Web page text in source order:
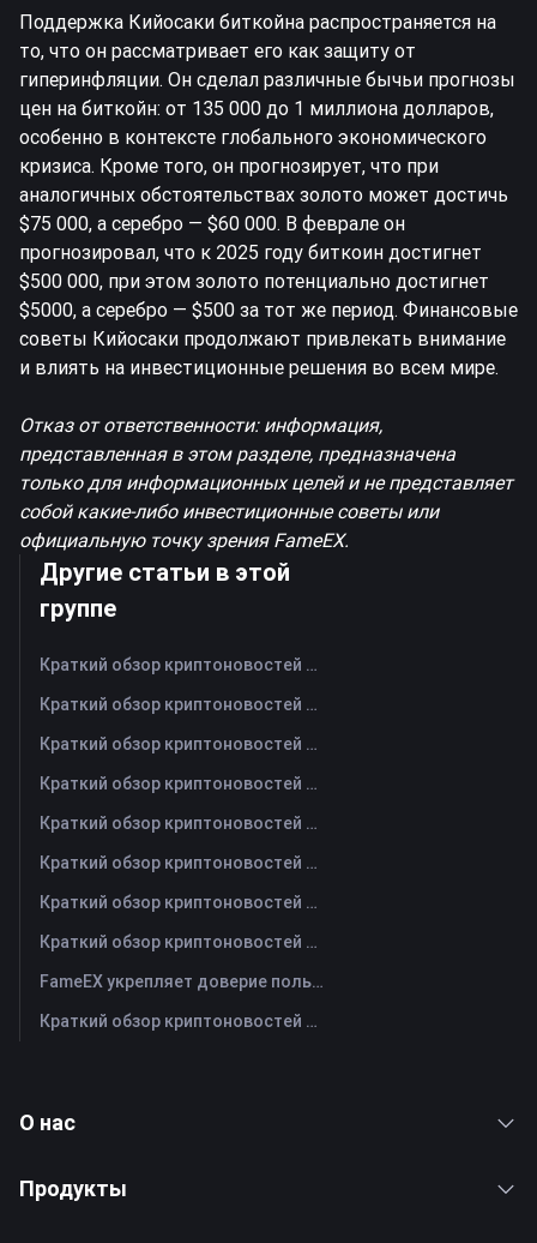
Поддержка Кийосаки биткойна распространяется на
то, что он рассматривает его как защиту от
гиперинфляции. Он сделал различные бычьи прогнозы
цен на биткойн: от 135 000 до 1 миллиона долларов,
особенно в контексте глобального экономического
кризиса. Кроме того, он прогнозирует, что при
аналогичных обстоятельствах золото может достичь
$75 000, а серебро — $60 000. В феврале он
прогнозировал, что к 2025 году биткоин достигнет
$500 000, при этом золото потенциально достигнет
$5000, а серебро — $500 за тот же период. Финансовые
советы Кийосаки продолжают привлекать внимание
и влиять на инвестиционные решения во всем мире.
Отказ от ответственности: информация,
представленная в этом разделе, предназначена
только для информационных целей и не представляет
собой какие-либо инвестиционные советы или
официальную точку зрения FameEX.
Другие статьи в этой
группе
Краткий обзор криптоновостей FameEX за сегодня | 7 августа 2026 г
Краткий обзор криптоновостей FameEX за сегодня | 6 августа 2026 г
Краткий обзор криптоновостей FameEX за сегодня | 5 августа 2026 г
Краткий обзор криптоновостей FameEX за сегодня | 4 августа 2026 г
Краткий обзор криптоновостей FameEX за сегодня | 3 августа 2026 г
Краткий обзор криптоновостей FameEX за сегодня | 31 июля 2026 г
Краткий обзор криптоновостей FameEX за сегодня | 30 июля 2026 г
Краткий обзор криптоновостей FameEX за сегодня | 29 июля 2026 г
FameEX укрепляет доверие пользователей благодаря восьми годам стабильной работы и глобальному росту
Краткий обзор криптоновостей FameEX за сегодня | 28 июля 2026 г
О нас
Продукты